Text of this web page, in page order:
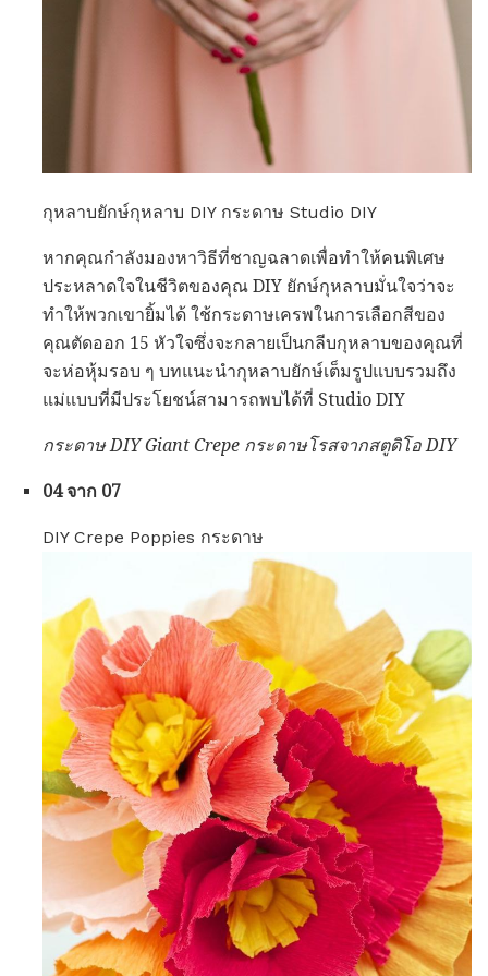
กุหลาบยักษ์กุหลาบ DIY กระดาษ Studio DIY
หากคุณกำลังมองหาวิธีที่ชาญฉลาดเพื่อทำให้คนพิเศษ
ประหลาดใจในชีวิตของคุณ DIY ยักษ์กุหลาบมั่นใจว่าจะ
ทำให้พวกเขายิ้มได้ ใช้กระดาษเครพในการเลือกสีของ
คุณตัดออก 15 หัวใจซึ่งจะกลายเป็นกลีบกุหลาบของคุณที่
จะห่อหุ้มรอบ ๆ บทแนะนำกุหลาบยักษ์เต็มรูปแบบรวมถึง
แม่แบบที่มีประโยชน์สามารถพบได้ที่ Studio DIY
กระดาษ DIY Giant Crepe กระดาษโรสจากสตูดิโอ DIY
04 จาก 07
DIY Crepe Poppies กระดาษ